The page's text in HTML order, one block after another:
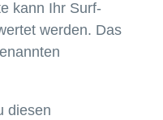
kann Ihr Surf-
werden. Das
diesen